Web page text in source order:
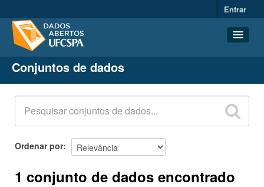
Entrar
Conjuntos de dados
Organizações
Grupos
Sobre
Conjuntos de dados
Ordenar por
1 conjunto de dados encontrado